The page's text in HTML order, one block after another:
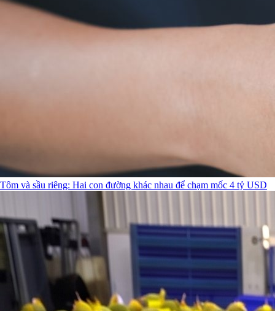
Tôm và sầu riêng: Hai con đường khác nhau để chạm mốc 4 tỷ USD